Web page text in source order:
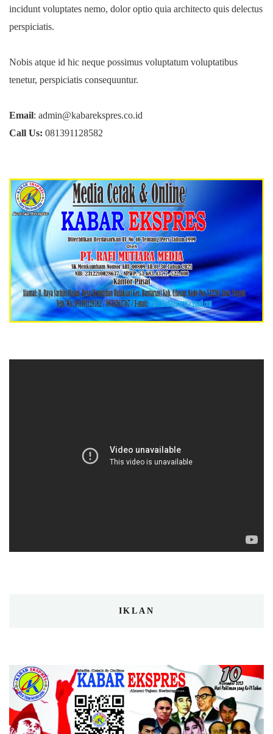
incidunt voluptates nemo, dolor optio quia architecto quis delectus
perspiciatis.
Nobis atque id hic neque possimus voluptatum voluptatibus
tenetur, perspiciatis consequuntur.
Email: admin@kabarekspres.co.id
Call Us: 081391128582
IKLAN